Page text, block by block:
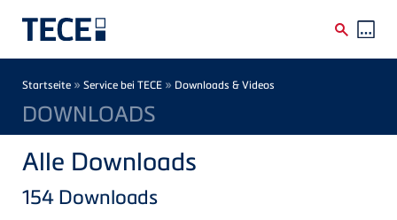
Breadcrumb
Startseite » Service bei TECE » Downloads & Videos
DOWNLOADS
Alle Downloads
154 Downloads